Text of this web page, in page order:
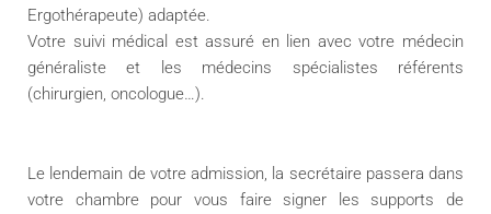
Ergothérapeute) adaptée.
Votre suivi médical est assuré en lien avec votre médecin
généraliste et les médecins spécialistes référents
(chirurgien, oncologue…).
Le lendemain de votre admission, la secrétaire passera dans
votre chambre pour vous faire signer les supports de